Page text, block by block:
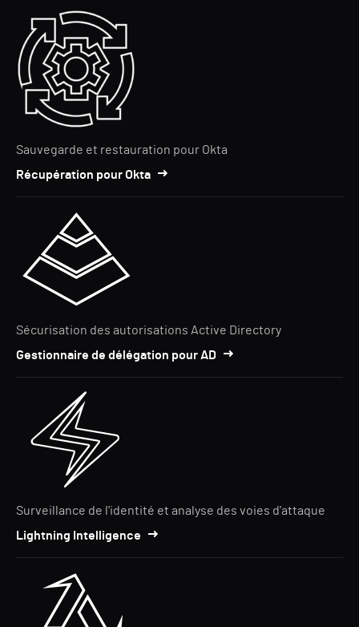
Sauvegarde et restauration pour Okta
Récupération pour Okta
Sécurisation des autorisations Active Directory
Gestionnaire de délégation pour AD
Surveillance de l'identité et analyse des voies d'attaque
Lightning Intelligence